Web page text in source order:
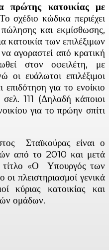
κατοικίας με
σχέδιο κώδικα περιέχει
και εκμίσθωσης,
των επιλέξιμων
αγοραστεί από κρατική
στον οφειλέτη, με
οι ευάλωτοι επιλέξιμοι
επιδότηση για το ενοίκιο
111 (Δηλαδή κάποιοι
για το πρώην σπίτι
Σταϊκούρας είναι ο
από το 2010 και μετά
τίτλο «Ο Υπουργός των
πλειστηριασμοί γενικά
κύριας κατοικίας και
ομάδων.